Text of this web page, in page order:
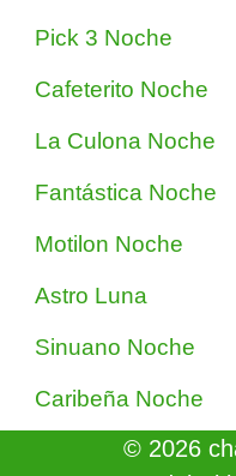
Pick 3 Noche
Cafeterito Noche
La Culona Noche
Fantástica Noche
Motilon Noche
Astro Luna
Sinuano Noche
Caribeña Noche
© 2026